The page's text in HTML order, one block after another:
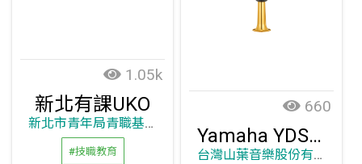
1.05k
新北有課UKO
新北市青年局青職基地
#技職教育
660
Yamaha YDS數位薩克斯風
台灣山葉音樂股份有限公司